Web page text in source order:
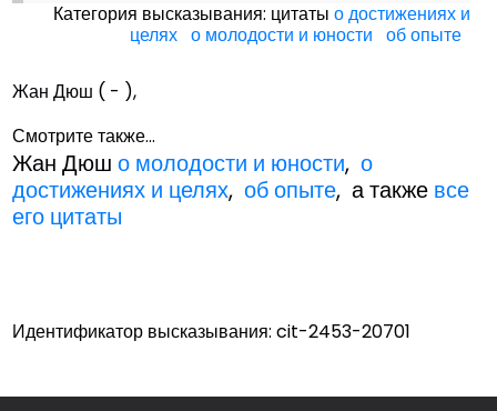
Категория высказывания: цитатыо достижениях и
целях о молодости и юности об опыте
Жан Дюш ( - ),
Смотрите также...
Жан Дюшо молодости и юности,о
достижениях и целях,об опыте, а также все
его цитаты
Идентификатор высказывания: cit-2453-20701